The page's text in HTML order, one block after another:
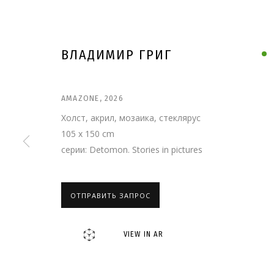
ВЛАДИМИР ГРИГ
ВЛАДИМИР ГРИГ
AMAZONE, 2026
Холст, акрил, мозаика, стеклярус
105 x 150 cm
серии: Detomon. Stories in pictures
ОТПРАВИТЬ ЗАПРОС
VIEW IN AR